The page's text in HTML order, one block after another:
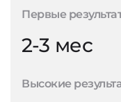
Первые
2-3 мес
Высокие